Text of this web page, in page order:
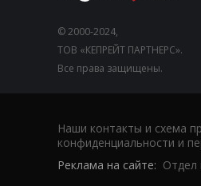
© 2000-2024,
ТОВ «КЕПРЕЙТ ПАРТНЕРС».
Все права защищены.
Наши контакты и схема
конфиденциальности и
Реклама на сайте: Отдел